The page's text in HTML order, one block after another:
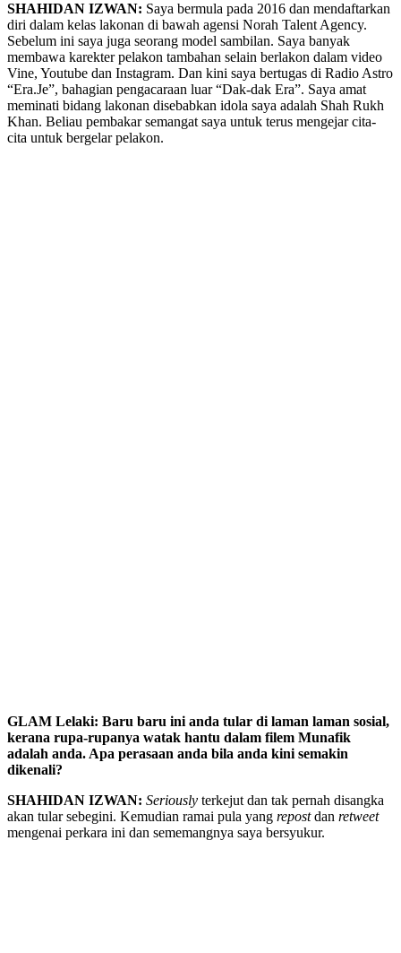
SHAHIDAN IZWAN: Saya bermula pada 2016 dan mendaftarkan
diri dalam kelas lakonan di bawah agensi Norah Talent Agency.
Sebelum ini saya juga seorang model sambilan. Saya banyak
membawa karekter pelakon tambahan selain berlakon dalam video
Vine, Youtube dan Instagram. Dan kini saya bertugas di Radio Astro
“Era.Je”, bahagian pengacaraan luar “Dak-dak Era”. Saya amat
meminati bidang lakonan disebabkan idola saya adalah Shah Rukh
Khan. Beliau pembakar semangat saya untuk terus mengejar cita-
cita untuk bergelar pelakon.
GLAM Lelaki: Baru baru ini anda tular di laman laman sosial,
kerana rupa-rupanya watak hantu dalam filem Munafik
adalah anda. Apa perasaan anda bila anda kini semakin
dikenali?
SHAHIDAN IZWAN: Seriously terkejut dan tak pernah disangka
akan tular sebegini. Kemudian ramai pula yang repostdan retweet
mengenai perkara ini dan sememangnya saya bersyukur.